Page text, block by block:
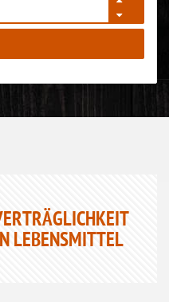
8107
LEBENSMITTEL